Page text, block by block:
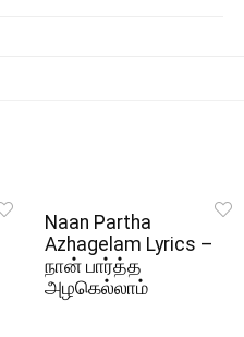
Naan Partha
Azhagelam Lyrics –
நான் பார்த்த
அழகெல்லாம்